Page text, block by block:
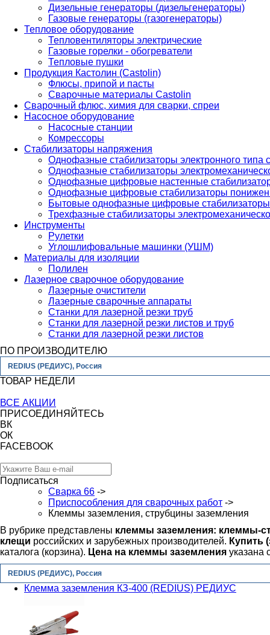
Дизельные генераторы (дизельгенераторы)
Газовые генераторы (газогенераторы)
Тепловое оборудование
Тепловентиляторы электрические
Газовые горелки - обогреватели
Тепловые пушки
Продукция Кастолин (Castolin)
Флюсы, припой и пасты
Сварочные материалы Castolin
Сварочный флюс, химия для сварки, спреи
Насосное оборудование
Насосные станции
Комрессоры
Стабилизаторы напряжения
Однофазные стабилизаторы электронного
Однофазные стабилизаторы
Однофазные цифровые настенные
Однофазные цифровые стабилизаторы
Бытовые однофазные цифровые стабилизаторы
Трехфазные стабилизаторы
Инструменты
Рулетки
Углошлифовальные машинки (УШМ)
Материалы для изоляции
Полилен
Лазерное сварочное оборудование
Лазерные очистители
Лазерные сварочные аппараты
Станки для лазерной резки труб
Станки для лазерной резки листов и труб
Станки для лазерной резки листов
ПО ПРОИЗВОДИТЕЛЮ
REDIUS (РЕДИУС), Россия
ТОВАР НЕДЕЛИ
ВСЕ АКЦИИ
ПРИСОЕДИНЯЙТЕСЬ
ВК
ОК
FACEBOOK
Подписаться
Сварка 66 ->
Приспособления для сварочных работ ->
Клеммы заземления, струбцины заземления
В рубрике представлены клеммы заземления: клеммы-
клещи российских и зарубежных производителей. Купить
каталога (корзина). Цена на клеммы заземления указана
REDIUS (РЕДИУС), Россия
Клемма заземления КЗ-400 (REDIUS) РЕДИУС